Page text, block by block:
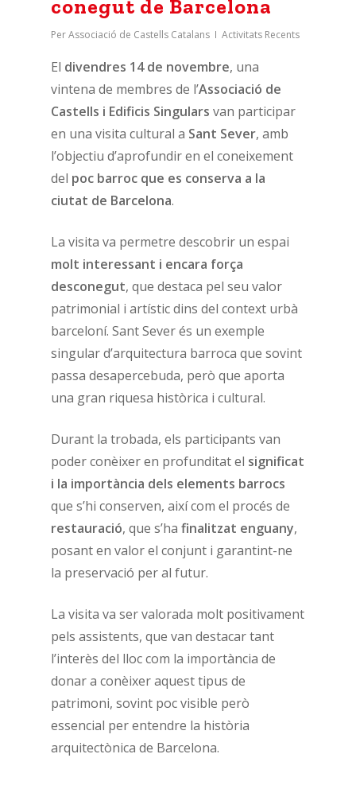
conegut de Barcelona
PerAssociació de Castells Catalans Activitats Recents
El divendres 14 de novembre, una
vintena de membres de l’Associació de
Castells i Edificis Singulars van participar
en una visita cultural a Sant Sever, amb
l’objectiu d’aprofundir en el coneixement
del poc barroc que es conserva a la
ciutat de Barcelona.
La visita va permetre descobrir un espai
molt interessant i encara força
desconegut, que destaca pel seu valor
patrimonial i artístic dins del context urbà
barceloní. Sant Sever és un exemple
singular d’arquitectura barroca que sovint
passa desapercebuda, però que aporta
una gran riquesa històrica i cultural.
Durant la trobada, els participants van
poder conèixer en profunditat el significat
i la importància dels elements barrocs
que s’hi conserven, així com el procés de
restauració, que s’ha finalitzat enguany,
posant en valor el conjunt i garantint-ne
la preservació per al futur.
La visita va ser valorada molt positivament
pels assistents, que van destacar tant
l’interès del lloc com la importància de
donar a conèixer aquest tipus de
patrimoni, sovint poc visible però
essencial per entendre la història
arquitectònica de Barcelona.